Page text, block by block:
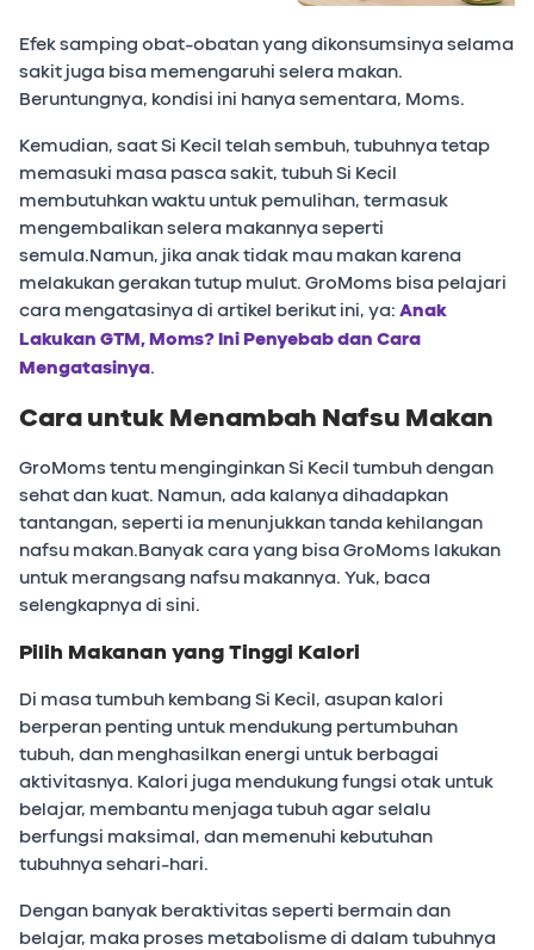
Efek samping obat-obatan yang dikonsumsinya selama
sakit juga bisa memengaruhi selera makan.
Beruntungnya, kondisi ini hanya sementara, Moms.
Kemudian, saat Si Kecil telah sembuh, tubuhnya tetap
memasuki masa pasca sakit, tubuh Si Kecil
membutuhkan waktu untuk pemulihan, termasuk
mengembalikan selera makannya seperti
semula.Namun, jika anak tidak mau makan karena
melakukan gerakan tutup mulut. GroMoms bisa pelajari
cara mengatasinya di artikel berikut ini, ya: Anak
Lakukan GTM, Moms? Ini Penyebab dan Cara
Mengatasinya.
Cara untuk Menambah Nafsu Makan
GroMoms tentu menginginkan Si Kecil tumbuh dengan
sehat dan kuat. Namun, ada kalanya dihadapkan
tantangan, seperti ia menunjukkan tanda kehilangan
nafsu makan.Banyak cara yang bisa GroMoms lakukan
untuk merangsang nafsu makannya. Yuk, baca
selengkapnya di sini.
Pilih Makanan yang Tinggi Kalori
Di masa tumbuh kembang Si Kecil, asupan kalori
berperan penting untuk mendukung pertumbuhan
tubuh, dan menghasilkan energi untuk berbagai
aktivitasnya. Kalori juga mendukung fungsi otak untuk
belajar, membantu menjaga tubuh agar selalu
berfungsi maksimal, dan memenuhi kebutuhan
tubuhnya sehari-hari.
Dengan banyak beraktivitas seperti bermain dan
belajar, maka proses metabolisme di dalam tubuhnya